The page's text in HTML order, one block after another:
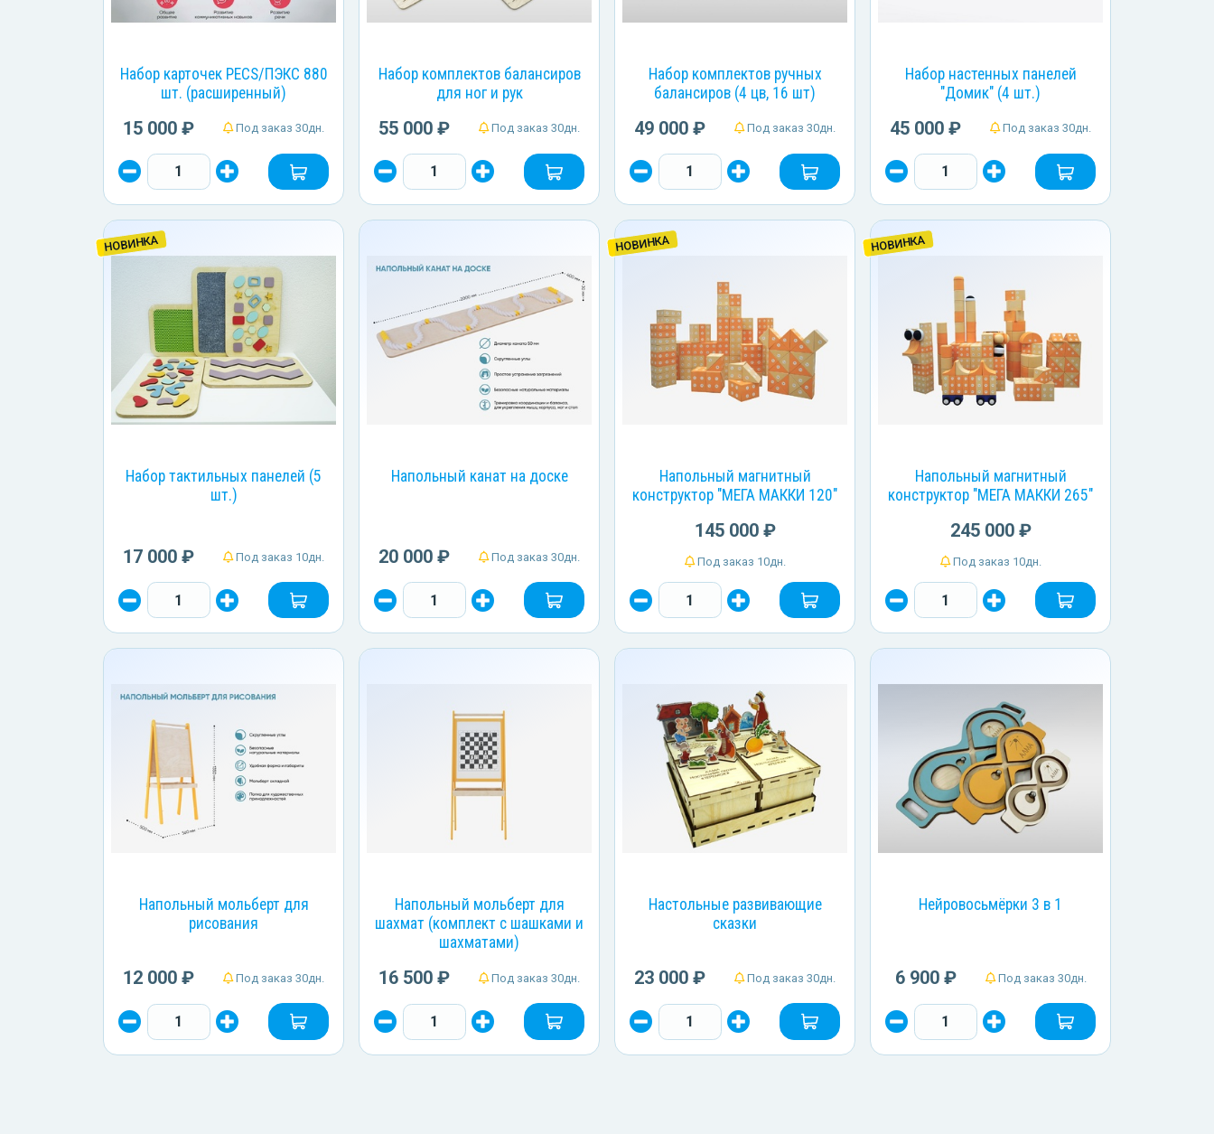
Набор карточек PECS/ПЭКС 880
шт. (расширенный)
15 000 ₽ Под заказ 30дн.
Набор комплектов балансиров
для ног и рук
55 000 ₽ Под заказ 30дн.
Набор комплектов ручных
балансиров (4 цв, 16 шт)
49 000 ₽ Под заказ 30дн.
Набор настенных панелей
"Домик" (4 шт.)
45 000 ₽ Под заказ 30дн.
НОВИНКА
Набор тактильных панелей (5
шт.)
17 000 ₽ Под заказ 10дн.
Напольный канат на доске
20 000 ₽ Под заказ 30дн.
НОВИНКА
Напольный магнитный
конструктор "МЕГА МАККИ 120"
145 000 ₽
Под заказ 10дн.
НОВИНКА
Напольный магнитный
конструктор "МЕГА МАККИ 265"
245 000 ₽
Под заказ 10дн.
Напольный мольберт для
рисования
12 000 ₽ Под заказ 30дн.
Напольный мольберт для
шахмат (комплект с шашками и
шахматами)
16 500 ₽ Под заказ 30дн.
Настольные развивающие
сказки
23 000 ₽ Под заказ 30дн.
Нейровосьмёрки 3 в 1
6 900 ₽ Под заказ 30дн.